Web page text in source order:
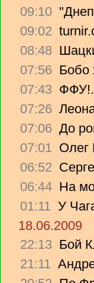
09:10
09:02
08:48
07:56 Бобо
07:43
07:26
07:06 До
07:01 Олег
06:52
06:44 На
01:11 У
18.06.2009
22:13 Бой
21:11